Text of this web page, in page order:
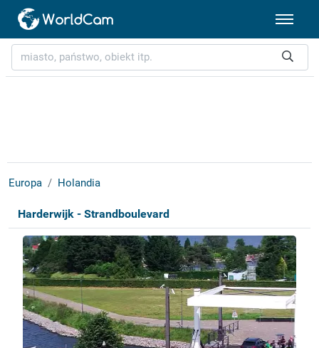
Europa Holandia
Harderwijk - Strandboulevard